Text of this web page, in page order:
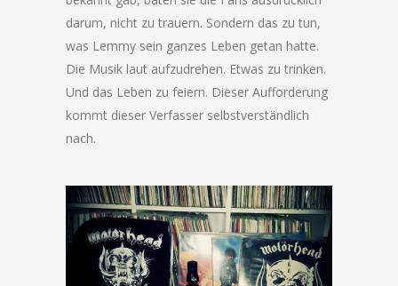
darum, nicht zu trauern. Sondern das zu tun,
was Lemmy sein ganzes Leben getan hatte.
Die Musik laut aufzudrehen. Etwas zu trinken.
Und das Leben zu feiern. Dieser Aufforderung
kommt dieser Verfasser selbstverständlich
nach.